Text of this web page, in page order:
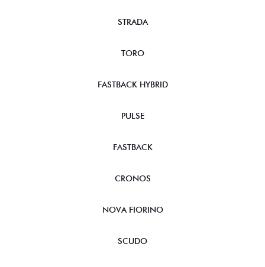
STRADA
TORO
FASTBACK HYBRID
PULSE
FASTBACK
CRONOS
NOVA FIORINO
SCUDO